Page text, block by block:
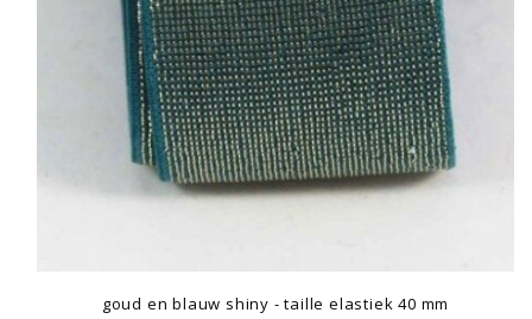
goud en blauw shiny - taille elastiek 40 mm